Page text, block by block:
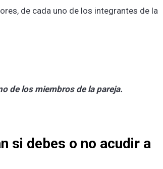
de cada uno de los integrantes de la
de los miembros de la pareja.
si debes o no acudir a